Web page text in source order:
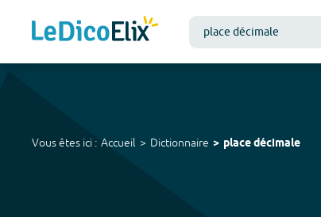
Vous êtes ici : Accueil Dictionnaire place décimale